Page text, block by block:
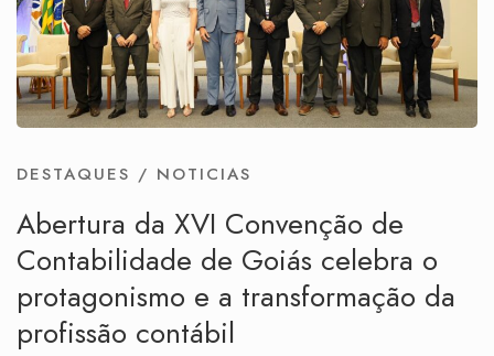
DESTAQUES / NOTICIAS
Abertura da XVI Convenção de
Contabilidade de Goiás celebra o
protagonismo e a transformação da
profissão contábil